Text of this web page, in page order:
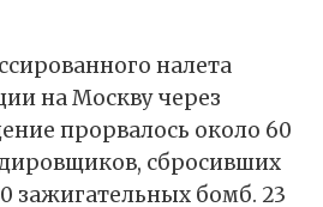
налета
на Москву через
прорвалось около 60
сбросивших
зажигательных бомб. 23